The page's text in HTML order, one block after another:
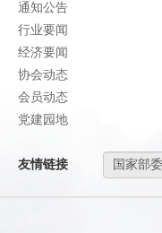
通知公告
行业要闻
经济要闻
协会动态
会员动态
党建园地
友情链接